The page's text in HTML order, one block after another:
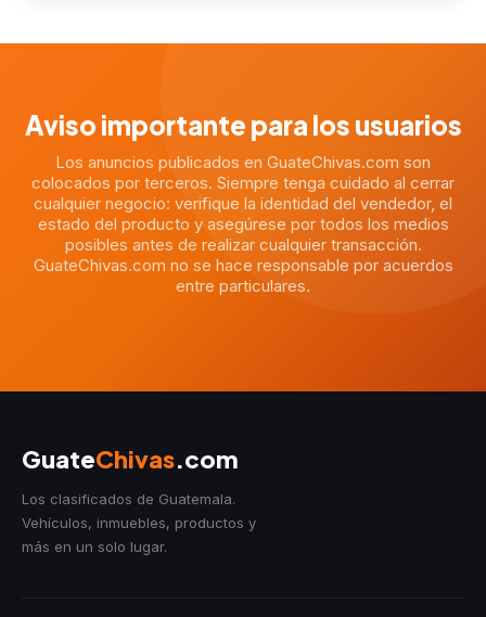
Aviso importante para los usuarios
Los anuncios publicados en GuateChivas.com son
colocados por terceros. Siempre tenga cuidado al cerrar
cualquier negocio: verifique la identidad del vendedor, el
estado del producto y asegúrese por todos los medios
posibles antes de realizar cualquier transacción.
GuateChivas.com no se hace responsable por acuerdos
entre particulares.
GuateChivas.com
Los clasificados de Guatemala.
Vehículos, inmuebles, productos y
más en un solo lugar.